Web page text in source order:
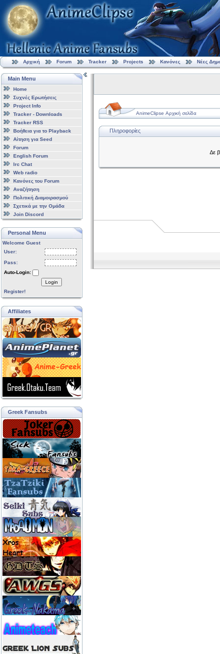
Αρχική Forum Tracker Projects Κανόνες Νέες
Main Menu
Home
Συχνές Ερωτήσεις
Project Info
Tracker - Downloads
Tracker RSS
Βοήθεια για το Playback
Αίτηση για Seed
Forum
English Forum
Irc Chat
Web radio
Κανόνες του Forum
Αναζήτηση
Πολιτική Διαμοιρασμού
Σχετικά με την Ομάδα
Join Discord
Personal Menu
Welcome Guest
User:
Pass:
Auto-Login:
Login
Register!
Affiliates
Greek Fansubs
AnimeClipse Αρχική σελίδα
Πληροφορίες
Δε